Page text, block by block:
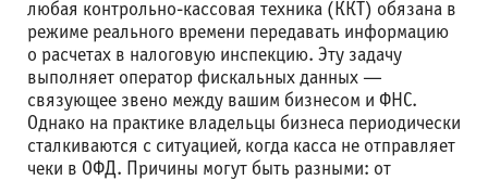
любая контрольно-кассовая техника (ККТ) обязана в
режиме реального времени передавать информацию
о расчетах в налоговую инспекцию. Эту задачу
выполняет оператор фискальных данных —
связующее звено между вашим бизнесом и ФНС.
Однако на практике владельцы бизнеса периодически
сталкиваются с ситуацией, когда касса не отправляет
чеки в ОФД. Причины могут быть разными: от